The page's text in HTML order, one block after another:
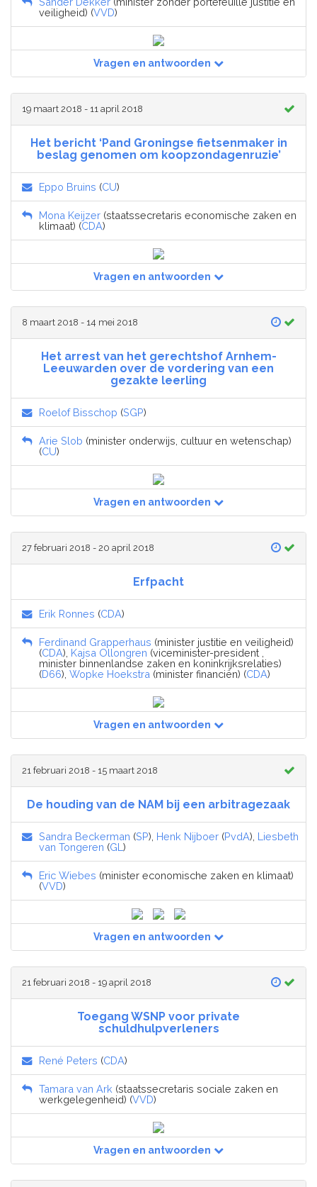
veiligheid) (VVD)
Vragen en antwoorden
19 maart 2018 - 11 april 2018
Het bericht ‘Pand Groningse fietsenmaker in
beslag genomen om koopzondagenruzie’
Eppo Bruins (CU)
Mona Keijzer (staatssecretaris economische zaken en
klimaat) (CDA)
Vragen en antwoorden
8 maart 2018 - 14 mei 2018
Het arrest van het gerechtshof Arnhem-
Leeuwarden over de vordering van een
gezakte leerling
Roelof Bisschop (SGP)
Arie Slob (minister onderwijs, cultuur en wetenschap)
(CU)
Vragen en antwoorden
27 februari 2018 - 20 april 2018
Erfpacht
Erik Ronnes (CDA)
Ferdinand Grapperhaus (minister justitie en veiligheid)
(CDA), Kajsa Ollongren (viceminister-president ,
minister binnenlandse zaken en koninkrijksrelaties)
(D66), Wopke Hoekstra (minister financiën) (CDA)
Vragen en antwoorden
21 februari 2018 - 15 maart 2018
De houding van de NAM bij een arbitragezaak
Sandra Beckerman (SP), Henk Nijboer (PvdA), Liesbeth
van Tongeren (GL )
Eric Wiebes (minister economische zaken en klimaat)
(VVD)
Vragen en antwoorden
21 februari 2018 - 19 april 2018
Toegang WSNP voor private
schuldhulpverleners
René Peters (CDA)
Tamara van Ark (staatssecretaris sociale zaken en
werkgelegenheid) (VVD)
Vragen en antwoorden